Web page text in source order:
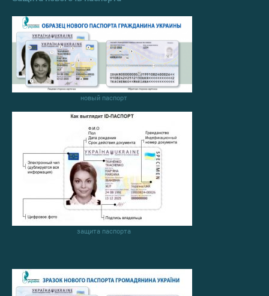
новый паспорт
защита паспорта